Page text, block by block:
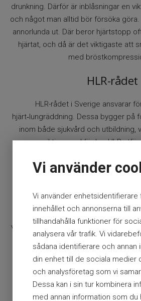
Vi använder
Vi använder enhetsidentifierare
innehållet och annonserna till
tillhandahålla funktioner för
analysera vår trafik. Vi
sådana identifierare och annan
din enhet till de sociala medier
och analysföretag som vi
Dessa kan i sin tur kombinera
med annan information som du
drunkning. Därför är inblåsningar en
och något man alltid bör försöka
annorlunda ut. Där beror hjärtstopp
hjärtat, och då är det viktigaste att
med
HLR-rådet
HLR-rådet i Sverige ansvarar
hjärt‑lungräddning. Dessa bygger på
inom både sjukvård och utbildning,
viktig grund för hur HLR
Tillgång till
och i kombination med HLR ökar
överlevnad avsevärt. Det är därför
var närmaste hjärtstartare finns, utan
hur den används även om
Alla ska kunna
Det är viktigt att alla har
hjärt‑lungräddning (HLR), eftersom